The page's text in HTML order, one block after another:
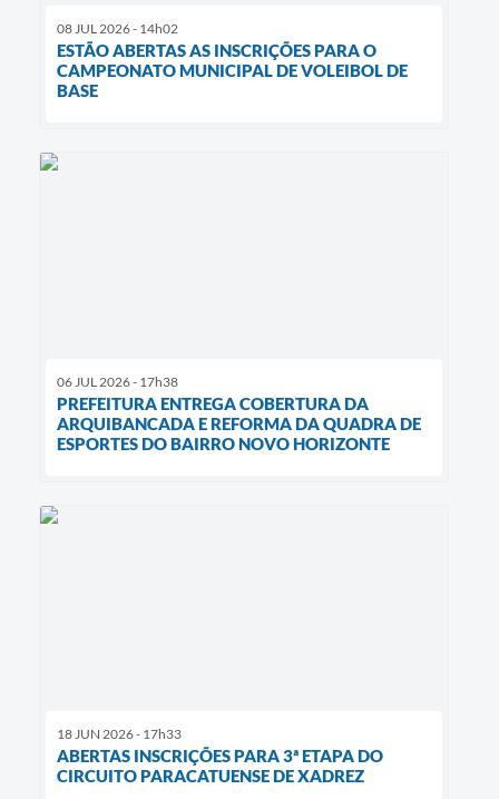
08 JUL 2026 - 14h02
ESTÃO ABERTAS AS INSCRIÇÕES PARA O
CAMPEONATO MUNICIPAL DE VOLEIBOL DE
BASE
06 JUL 2026 - 17h38
PREFEITURA ENTREGA COBERTURA DA
ARQUIBANCADA E REFORMA DA QUADRA DE
ESPORTES DO BAIRRO NOVO HORIZONTE
18 JUN 2026 - 17h33
ABERTAS INSCRIÇÕES PARA 3ª ETAPA DO
CIRCUITO PARACATUENSE DE XADREZ